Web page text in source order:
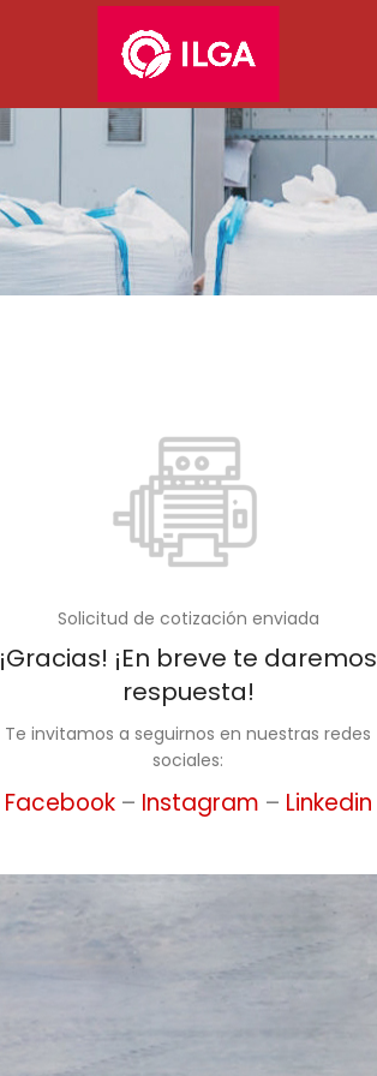
Solicitud de cotización enviada
¡Gracias! ¡En breve te daremos
respuesta!
Te invitamos a seguirnos en nuestras redes
sociales:
Facebook– Instagram – Linkedin